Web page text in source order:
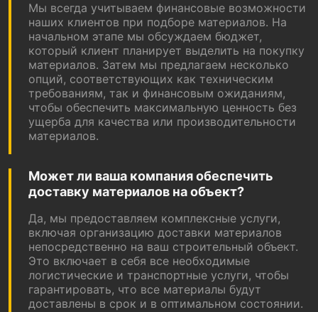
Мы всегда учитываем финансовые возможности
наших клиентов при подборе материалов. На
начальном этапе мы обсуждаем бюджет,
который клиент планирует выделить на покупку
материалов. Затем мы предлагаем несколько
опций, соответствующих как техническим
требованиям, так и финансовым ожиданиям,
чтобы обеспечить максимальную ценность без
ущерба для качества или производительности
материалов.
Может ли ваша компания обеспечить
доставку материалов на объект?
Да, мы предоставляем комплексные услуги,
включая организацию доставки материалов
непосредственно на ваш строительный объект.
Это включает в себя все необходимые
логистические и транспортные услуги, чтобы
гарантировать, что все материалы будут
доставлены в срок и в оптимальном состоянии.